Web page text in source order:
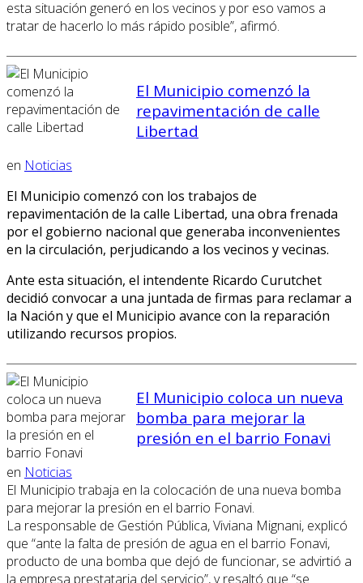
esta situación generó en los vecinos y por eso vamos a
tratar de hacerlo lo más rápido posible”, afirmó.
El Municipio comenzó la
repavimentación de calle
Libertad
en Noticias
El Municipio comenzó con los trabajos de
repavimentación de la calle Libertad, una obra frenada
por el gobierno nacional que generaba inconvenientes
en la circulación, perjudicando a los vecinos y vecinas.
Ante esta situación, el intendente Ricardo Curutchet
decidió convocar a una juntada de firmas para reclamar a
la Nación y que el Municipio avance con la reparación
utilizando recursos propios.
El Municipio coloca un nueva
bomba para mejorar la
presión en el barrio Fonavi
en Noticias
El Municipio trabaja en la colocación de una nueva bomba
para mejorar la presión en el barrio Fonavi.
La responsable de Gestión Pública, Viviana Mignani, explicó
que “ante la falta de presión de agua en el barrio Fonavi,
producto de una bomba que dejó de funcionar, se advirtió a
la empresa prestataria del servicio”, y resaltó que “se